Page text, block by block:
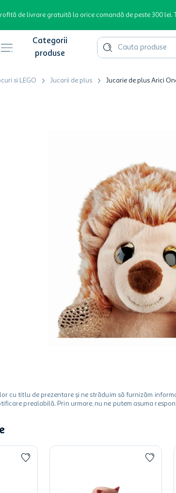
de livrare gratuită la orice comandă de peste 300 lei.
Cauta produse
si LEGO Jucarii de plus Jucarie de plus Arici
cu titlu de prezentare și ne străduim să furnizăm
prealabilă. Prin urmare, nu ne putem asuma